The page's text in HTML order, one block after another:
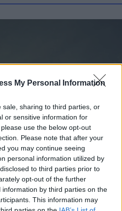
My Personal Information
sale, sharing to third parties, or
or sensitive information for
use the below opt-out
Please note that after your
you may continue seeing
personal information utilized by
to third parties prior to
opt-out of the further
by third parties on the
This information may